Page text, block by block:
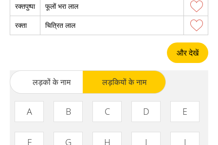
रक्तपुष्पा फूलों भरा लाल
रक्ता चित्रित लाल
और देखें
लड़कों के नाम लड़कियों के नाम
A B C D E
F G H I J